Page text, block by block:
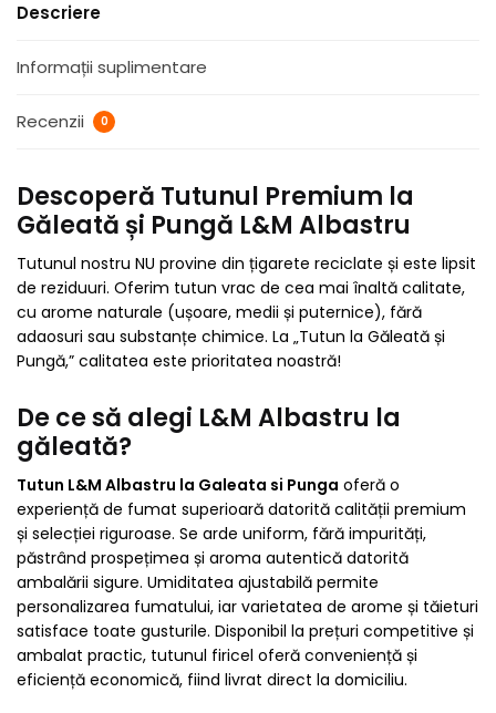
Descriere
Informații suplimentare
Recenzii 0
Descoperă Tutunul Premium la
Găleată și Pungă L&M Albastru
Tutunul nostru NU provine din țigarete reciclate și este lipsit
de reziduuri. Oferim tutun vrac de cea mai înaltă calitate,
cu arome naturale (ușoare, medii și puternice), fără
adaosuri sau substanțe chimice. La „Tutun la Găleată și
Pungă,” calitatea este prioritatea noastră!
De ce să alegi L&M Albastru la
găleată?
Tutun L&M Albastru la Galeata si Punga oferă o
experiență de fumat superioară datorită calității premium
și selecției riguroase. Se arde uniform, fără impurități,
păstrând prospețimea și aroma autentică datorită
ambalării sigure. Umiditatea ajustabilă permite
personalizarea fumatului, iar varietatea de arome și tăieturi
satisface toate gusturile. Disponibil la prețuri competitive și
ambalat practic, tutunul firicel oferă conveniență și
eficiență economică, fiind livrat direct la domiciliu.